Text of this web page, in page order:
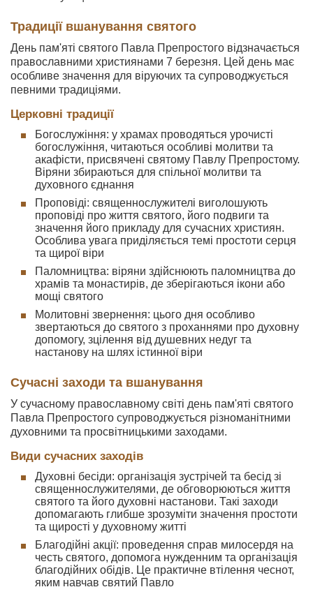
Традиції вшанування святого
День пам'яті святого Павла Препростого відзначається
православними християнами 7 березня. Цей день має
особливе значення для віруючих та супроводжується
певними традиціями.
Церковні традиції
Богослужіння: у храмах проводяться урочисті
богослужіння, читаються особливі молитви та
акафісти, присвячені святому Павлу Препростому.
Віряни збираються для спільної молитви та
духовного єднання
Проповіді: священнослужителі виголошують
проповіді про життя святого, його подвиги та
значення його прикладу для сучасних християн.
Особлива увага приділяється темі простоти серця
та щирої віри
Паломництва: віряни здійснюють паломництва до
храмів та монастирів, де зберігаються ікони або
мощі святого
Молитовні звернення: цього дня особливо
звертаються до святого з проханнями про духовну
допомогу, зцілення від душевних недуг та
настанову на шлях істинної віри
Сучасні заходи та вшанування
У сучасному православному світі день пам'яті святого
Павла Препростого супроводжується різноманітними
духовними та просвітницькими заходами.
Види сучасних заходів
Духовні бесіди: організація зустрічей та бесід зі
священнослужителями, де обговорюються життя
святого та його духовні настанови. Такі заходи
допомагають глибше зрозуміти значення простоти
та щирості у духовному житті
Благодійні акції: проведення справ милосердя на
честь святого, допомога нужденним та організація
благодійних обідів. Це практичне втілення чеснот,
яким навчав святий Павло